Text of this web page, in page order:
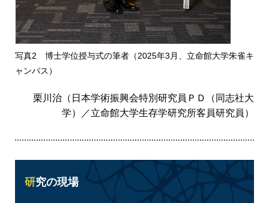
写真2 博士学位授与式の筆者（2025年3月、立命館大学朱雀キ
ャンパス）
栗川治（日本学術振興会特別研究員ＰＤ（同志社大
学）／立命館大学生存学研究所客員研究員）
研究の現場